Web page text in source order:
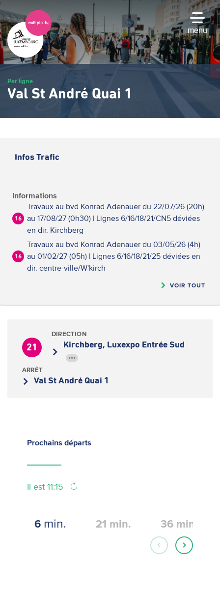
Passer
au
contenu
principal
menu
Par ligne
Val St André Quai 1
Infos Trafic
Informations
16
Travaux au bvd Konrad Adenauer du 22/07/26 (20h)
au 17/08/27 (0h30) | Lignes 6/16/18/21/CN5 déviées
en dir. Kirchberg
16
Travaux au bvd Konrad Adenauer du 03/05/26 (4h)
au 01/02/27 (05h) | Lignes 6/16/18/21/25 déviées en
dir. centre-ville/W'kirch
VOIR TOUT
21
DIRECTION
Kirchberg, Luxexpo Entrée Sud
•••
ARRÊT
Val St André Quai 1
Prochains départs
Il est 11:15
6 min. 21 min. 36 min.